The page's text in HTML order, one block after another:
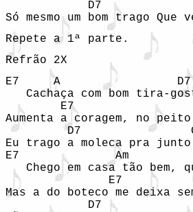
Só mesmo um bom trago Que
Repete a 1ª parte.
Refrão 2X
E7     A                 D7	              G
Cachaça com bom tira-
        E7	              Am
Aumenta a coragem, no
D7
Eu trago a moleca pra junto
E7	        Am    	              D7	    G
Chego em casa tão bem,
   	       E7	               Am
Mas a do boteco me deixa
            D7		           G